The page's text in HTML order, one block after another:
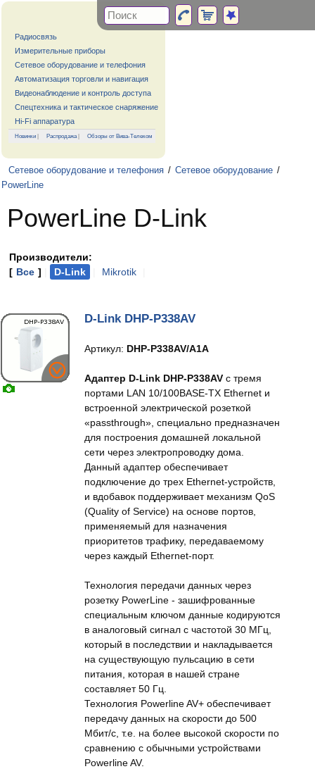
Радиосвязь
Измерительные приборы
Сетевое оборудование и телефония
Автоматизация торговли и навигация
Видеонаблюдение и контроль доступа
Спецтехника и тактическое снаряжение
Hi-Fi аппаратура
Новинки | Распродажа| Обзоры от Вива-Телеком
Сетевое оборудование и телефония / Сетевое оборудование /
PowerLine
PowerLine D-Link
Производители:
[ Все ] D-Link Mikrotik
D-Link DHP-P338AV
Артикул: DHP-P338AV/A1A
Адаптер D-Link DHP-P338AV с тремя
портами LAN 10/100BASE-TX Ethernet и
встроенной электрической розеткой
«passthrough», специально предназначен
для построения домашней локальной
сети через электропроводку дома.
Данный адаптер обеспечивает
подключение до трех Ethernet-устройств,
и вдобавок поддерживает механизм QoS
(Quality of Service) на основе портов,
применяемый для назначения
приоритетов трафику, передаваемому
через каждый Ethernet-порт.
Технология передачи данных через
розетку PowerLine - зашифрованные
специальным ключом данные кодируются
в аналоговый сигнал с частотой 30 МГц,
который в последствии и накладывается
на существующую пульсацию в сети
питания, которая в нашей стране
составляет 50 Гц.
Технология Powerline AV+ обеспечивает
передачу данных на скорости до 500
Мбит/с, т.е. на более высокой скорости по
сравнению с обычными устройствами
Powerline AV.